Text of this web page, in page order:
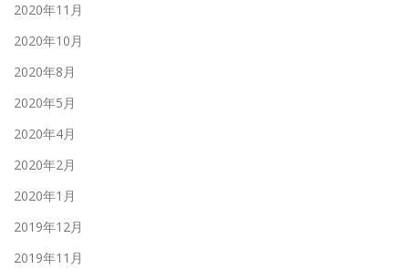
2020年11月
2020年10月
2020年8月
2020年5月
2020年4月
2020年2月
2020年1月
2019年12月
2019年11月